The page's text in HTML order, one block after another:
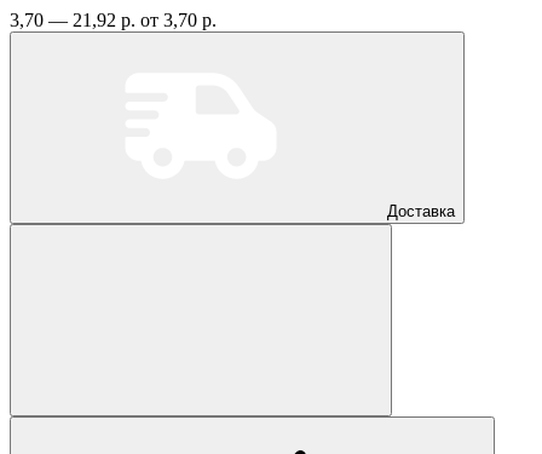
3,70 — 21,92 р. от 3,70 р.
Доставка